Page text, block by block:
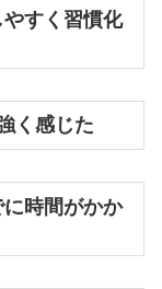
すく習慣化
く感じた
時間がかか